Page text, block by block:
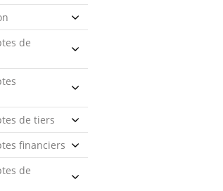
de
de tiers
financiers
de